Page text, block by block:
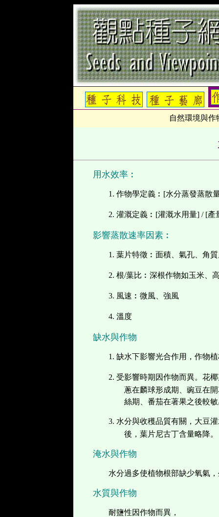
自然環境與作
用水效率︰
1. 作物學定義︰ [水分蒸發蒸散
2. 灌溉定義︰ [灌溉水用量] / [產
影響蒸散速率因素︰
1. 葉片特徵︰面積、氣孔、角
2. 根/葉比︰深根作物如玉米、
3. 風速︰微風、強風
4. 溫度
缺水與作物
1. 缺水下影響光合作用，作物
2. 受影響時期因作物而異。花
蔥在麟球形成期、豌豆在
絲期、番茄在著果之後較
3. 水分與收穫品質有關，大豆
後，葉片尼古丁含量略降。
淹水與作物
水分過多使植物根部缺少氧氣
水質與作物
耐鹽性因作物而異，